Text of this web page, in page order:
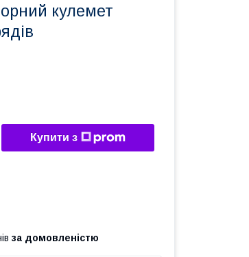
кулемет
Купити з
за домовленістю